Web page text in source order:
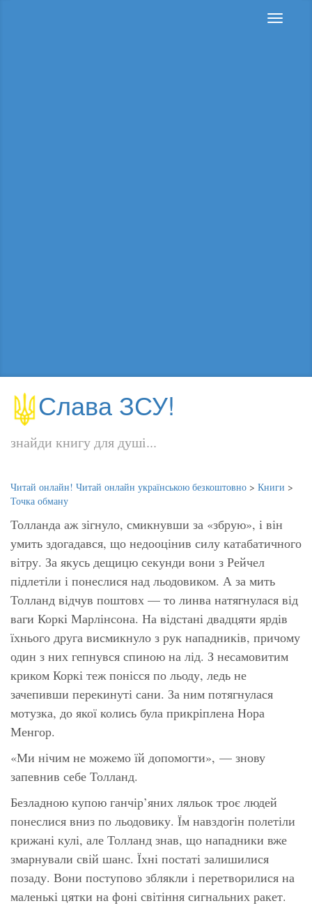
Слава ЗСУ!
знайди книгу для душі...
Читай онлайн! Читай онлайн українською безкоштовно > Книги >
Точка обману
Толланда аж зігнуло, смикнувши за «збрую», і він
умить здогадався, що недооцінив силу катабатичного
вітру. За якусь дещицю секунди вони з Рейчел
підлетіли і понеслися над льодовиком. А за мить
Толланд відчув поштовх — то линва натягнулася від
ваги Коркі Марлінсона. На відстані двадцяти ярдів
їхнього друга висмикнуло з рук нападників, причому
один з них гепнувся спиною на лід. З несамовитим
криком Коркі теж понісся по льоду, ледь не
зачепивши перекинуті сани. За ним потягнулася
мотузка, до якої колись була прикріплена Нора
Менгор.
«Ми нічим не можемо їй допомогти», — знову
запевнив себе Толланд.
Безладною купою ганчір’яних ляльок троє людей
понеслися вниз по льодовику. Їм навздогін полетіли
крижані кулі, але Толланд знав, що нападники вже
змарнували свій шанс. Їхні постаті залишилися
позаду. Вони поступово зблякли і перетворилися на
маленькі цятки на фоні світіння сигнальних ракет.